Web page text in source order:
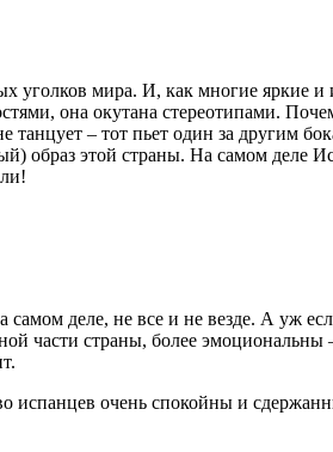
уголков мира. И, как многие яркие
она окутана стереотипами.
танцует – тот пьет один за другим
образ этой страны. На самом деле
самом деле, не все и не везде. А уж
части страны, более
очень спокойны и